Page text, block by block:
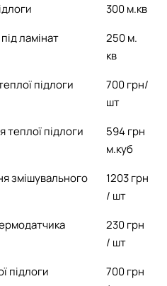
300 м.кв
ламінат
250 м.
кв
підлоги
700 грн/
шт
теплої підлоги
594 грн
м.куб
змішувального
1203 грн
/ шт
230 грн
/ шт
підлоги
700 грн